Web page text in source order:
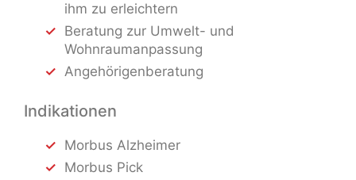
ihm zu erleichtern
Beratung zur Umwelt- und
Wohnraumanpassung
Angehörigenberatung
Indikationen
Morbus Alzheimer
Morbus Pick